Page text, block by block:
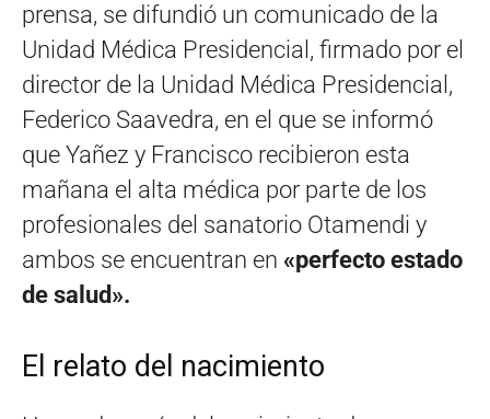
prensa, se difundió un comunicado de la
Unidad Médica Presidencial, firmado por el
director de la Unidad Médica Presidencial,
Federico Saavedra, en el que se informó
que Yañez y Francisco recibieron esta
mañana el alta médica por parte de los
profesionales del sanatorio Otamendi y
ambos se encuentran en «perfecto estado
de salud».
El relato del nacimiento